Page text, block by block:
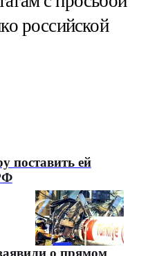
российской
поставить ей
о прямом